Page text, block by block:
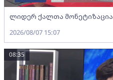
ლიდერ ქალთა მონეტიზაცია
2026/08/07 15:07
08:35